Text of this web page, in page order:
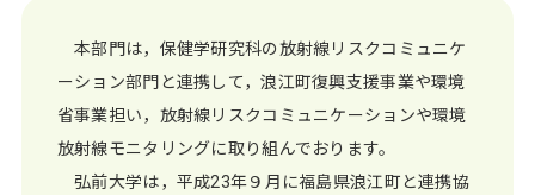
本部門は，保健学研究科の放射線リスクコミュニケ
ーション部門と連携して，浪江町復興支援事業や環境
省事業担い，放射線リスクコミュニケーションや環境
放射線モニタリングに取り組んでおります。
弘前大学は，平成23年９月に福島県浪江町と連携協